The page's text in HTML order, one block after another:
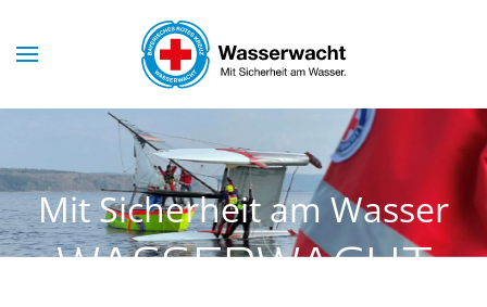
Skip to main content
Mit Sicherheit am Wasser
WASSERWACHT